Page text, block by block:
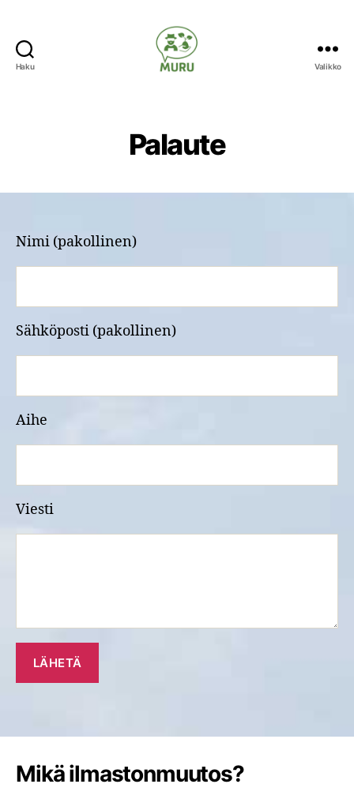
Haku Valikko
Palaute
Nimi (pakollinen)
Sähköposti (pakollinen)
Aihe
Viesti
Mikä ilmastonmuutos?